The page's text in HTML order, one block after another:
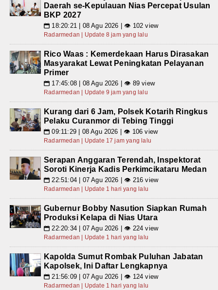
Daerah se-Kepulauan Nias Percepat Usulan
BKP 2027
📅 18:20:21 | 08 Agu 2026 | 👁 102 view
Radarmedan | Update 8 jam yang lalu
Rico Waas : Kemerdekaan Harus Dirasakan
Masyarakat Lewat Peningkatan Pelayanan
Primer
📅 17:45:08 | 08 Agu 2026 | 👁 89 view
Radarmedan | Update 9 jam yang lalu
Kurang dari 6 Jam, Polsek Kotarih Ringkus
Pelaku Curanmor di Tebing Tinggi
📅 09:11:29 | 08 Agu 2026 | 👁 106 view
Radarmedan | Update 17 jam yang lalu
Serapan Anggaran Terendah, Inspektorat
Soroti Kinerja Kadis Perkimcikataru Medan
📅 22:51:04 | 07 Agu 2026 | 👁 216 view
Radarmedan | Update 1 hari yang lalu
Gubernur Bobby Nasution Siapkan Rumah
Produksi Kelapa di Nias Utara
📅 22:20:34 | 07 Agu 2026 | 👁 224 view
Radarmedan | Update 1 hari yang lalu
Kapolda Sumut Rombak Puluhan Jabatan
Kapolsek, Ini Daftar Lengkapnya
📅 21:56:09 | 07 Agu 2026 | 👁 124 view
Radarmedan | Update 1 hari yang lalu